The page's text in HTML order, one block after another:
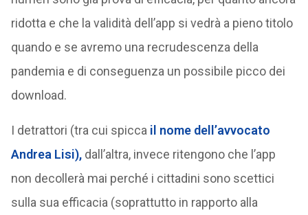
ridotta e che la validità dell’app si vedrà a pieno titolo
quando e se avremo una recrudescenza della
pandemia e di conseguenza un possibile picco dei
download.
I detrattori (tra cui spicca il nome dell’avvocato
Andrea Lisi),dall’altra, invece ritengono che l’app
non decollerà mai perché i cittadini sono scettici
sulla sua efficacia (soprattutto in rapporto alla